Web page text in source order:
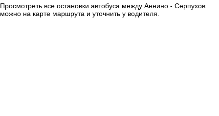
Просмотреть все остановки автобуса между Аннино - Серпухов
можно на карте маршрута и уточнить у водителя.